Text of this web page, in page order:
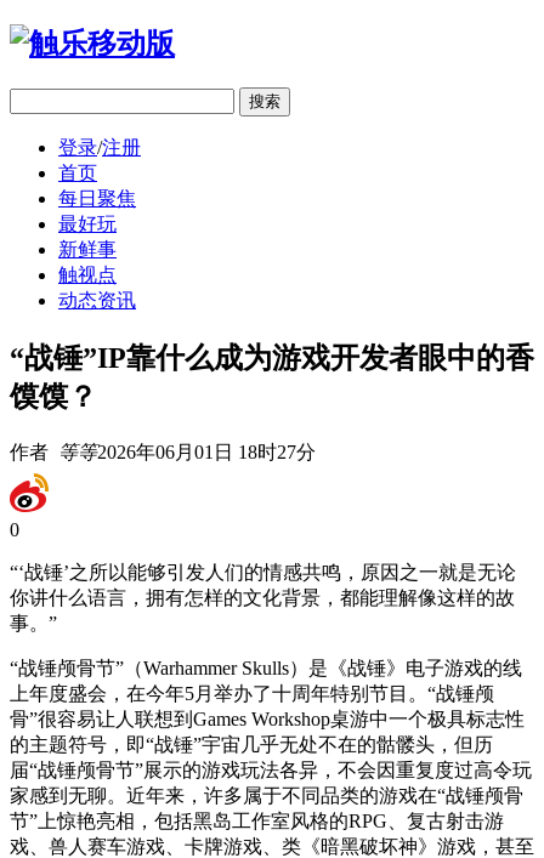
移动版
登录/注册
首页
每日聚焦
最好玩
新鲜事
触视点
动态资讯
“战锤”IP靠什么成为游戏开发者眼中的香
馍馍？
作者 等等2026年06月01日 18时27分
0
“‘战锤’之所以能够引发人们的情感共鸣，原因之一就是无论
你讲什么语言，拥有怎样的文化背景，都能理解像这样的故
事。”
“战锤颅骨节”（Warhammer Skulls）是《战锤》电子游戏的线
上年度盛会，在今年5月举办了十周年特别节目。“战锤颅
骨”很容易让人联想到Games Workshop桌游中一个极具标志性
的主题符号，即“战锤”宇宙几乎无处不在的骷髅头，但历
届“战锤颅骨节”展示的游戏玩法各异，不会因重复度过高令玩
家感到无聊。近年来，许多属于不同品类的游戏在“战锤颅骨
节”上惊艳亮相，包括黑岛工作室风格的RPG、复古射击游
戏、兽人赛车游戏、卡牌游戏、类《暗黑破坏神》游戏，甚至